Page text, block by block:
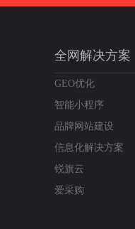
全网解决方案
GEO优化
智能小程序
品牌网站建设
信息化解决方案
锐旗云
爱采购